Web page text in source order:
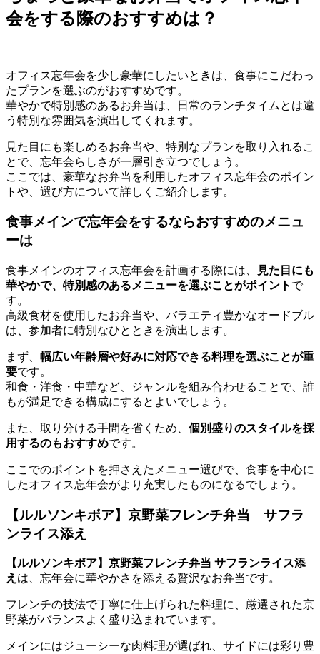
会をする際のおすすめは？
オフィス忘年会を少し豪華にしたいときは、食事にこだわっ
たプランを選ぶのがおすすめです。
華やかで特別感のあるお弁当は、日常のランチタイムとは違
う特別な雰囲気を演出してくれます。
見た目にも楽しめるお弁当や、特別なプランを取り入れるこ
とで、忘年会らしさが一層引き立つでしょう。
ここでは、豪華なお弁当を利用したオフィス忘年会のポイン
トや、選び方について詳しくご紹介します。
食事メインで忘年会をするならおすすめのメニュ
ーは
食事メインのオフィス忘年会を計画する際には、
見た目にも
華やかで、特別感のあるメニューを選ぶことがポイント で
す。
高級食材を使用したお弁当や、バラエティ豊かなオードブル
は、参加者に特別なひとときを演出します。
まず、 幅広い年齢層や好みに対応できる料理を選ぶことが重
要です。
和食・洋食・中華など、ジャンルを組み合わせることで、誰
もが満足できる構成にするとよいでしょう。
また、取り分ける手間を省くため、 個別盛りのスタイルを採
用するのもおすすめです。
ここでのポイントを押さえたメニュー選びで、食事を中心に
したオフィス忘年会がより充実したものになるでしょう。
【ルルソンキボア】京野菜フレンチ弁当 サフラ
ンライス添え
【ルルソンキボア】京野菜フレンチ弁当 サフランライス添
え は、忘年会に華やかさを添える贅沢なお弁当です。
フレンチの技法で丁寧に仕上げられた料理に、厳選された京
野菜がバランスよく盛り込まれています。
メインにはジューシーな肉料理が選ばれ、サイドには彩り豊